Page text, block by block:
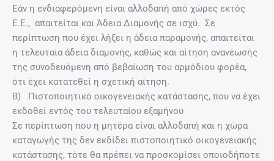
Εάν η ενδιαφερόμενη είναι αλλοδαπή από χώρες εκτός
Ε.Ε., απαιτείται και Άδεια Διαμονής σε ισχύ. Σε
περίπτωση που έχει λήξει η άδεια παραμονής, απαιτείται
η τελευταία άδεια διαμονής, καθώς και αίτηση ανανέωσής
της συνοδευόμενη από βεβαίωση του αρμόδιου φορέα,
ότι έχει κατατεθεί η σχετική αίτηση.
Β) Πιστοποιητικό οικογενειακής κατάστασης, που να έχει
εκδοθεί εντός του τελευταίου εξαμήνου
Σε περίπτωση που η μητέρα είναι αλλοδαπή και η χώρα
καταγωγής της δεν εκδίδει πιστοποιητικό οικογενειακής
κατάστασης, τότε θα πρέπει να προσκομίσει οποιοδήποτε